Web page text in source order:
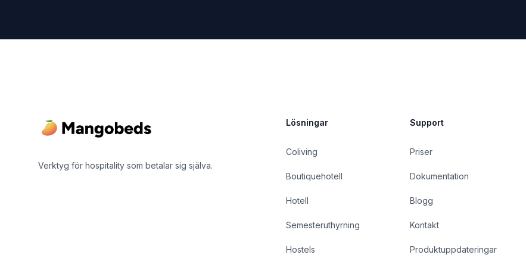
Verktyg för hospitality som betalar sig själva.
Lösningar
Coliving
Boutiquehotell
Hotell
Semesteruthyrning
Hostels
Support
Priser
Dokumentation
Blogg
Kontakt
Produktuppdateringar